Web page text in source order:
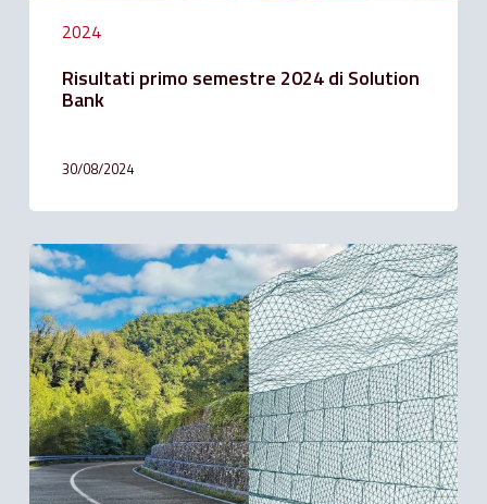
2024
Risultati primo semestre 2024 di Solution
Bank
30/08/2024
Solution
Bank
ha
finanziato
il
Gruppo
Officine
Maccaferri